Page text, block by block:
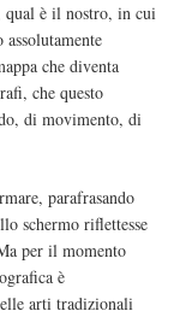
qual è il nostro, in cui
che diventa
che questo
di movimento, di
parafrasando
schermo riflettesse
per il momento
è
arti tradizionali